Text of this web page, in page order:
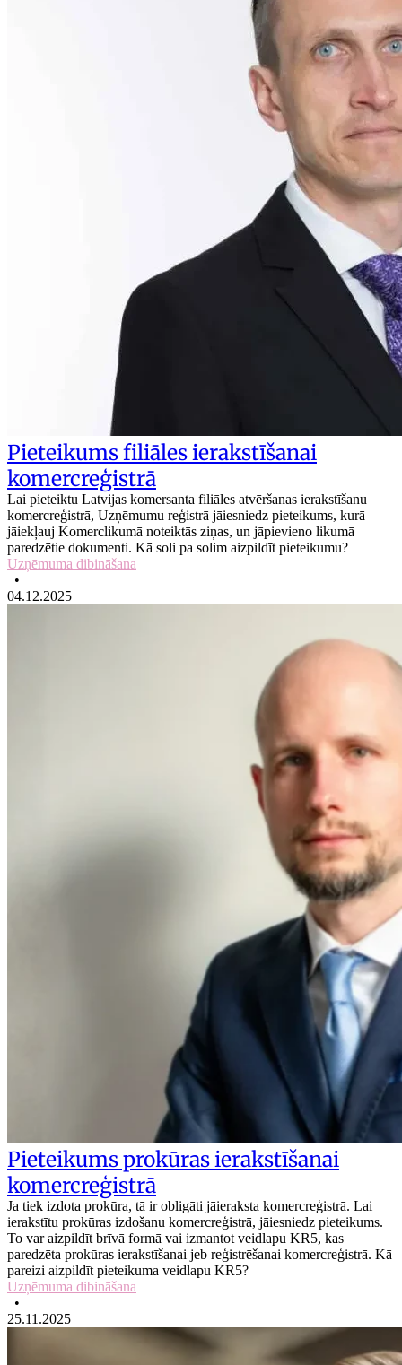
Pieteikums filiāles ierakstīšanai
komercreģistrā
Lai pieteiktu Latvijas komersanta filiāles atvēršanas ierakstīšanu
komercreģistrā, Uzņēmumu reģistrā jāiesniedz pieteikums, kurā
jāiekļauj Komerclikumā noteiktās ziņas, un jāpievieno likumā
paredzētie dokumenti. Kā soli pa solim aizpildīt pieteikumu?
Uzņēmuma dibināšana
•
04.12.2025
Pieteikums prokūras ierakstīšanai
komercreģistrā
Ja tiek izdota prokūra, tā ir obligāti jāieraksta komercreģistrā. Lai
ierakstītu prokūras izdošanu komercreģistrā, jāiesniedz pieteikums.
To var aizpildīt brīvā formā vai izmantot veidlapu KR5, kas
paredzēta prokūras ierakstīšanai jeb reģistrēšanai komercreģistrā. Kā
pareizi aizpildīt pieteikuma veidlapu KR5?
Uzņēmuma dibināšana
•
25.11.2025